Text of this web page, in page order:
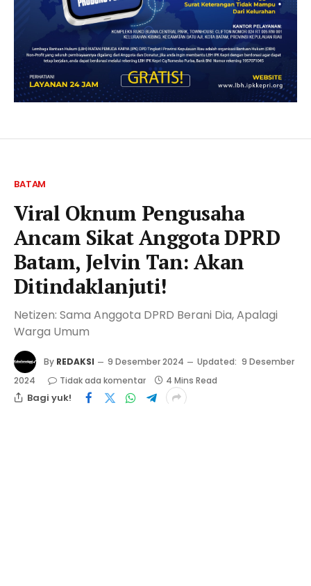
BATAM
Viral Oknum Pengusaha
Ancam Sikat Anggota DPRD
Batam, Jelvin Tan: Akan
Ditindaklanjuti!
Netizen: Sama Anggota DPRD Berani Dia, Apalagi
Warga Umum
By REDAKSI 9 Desember 2024 Updated: 9 Desember
2024
Tidak ada komentar 4 Mins Read
Bagi yuk!